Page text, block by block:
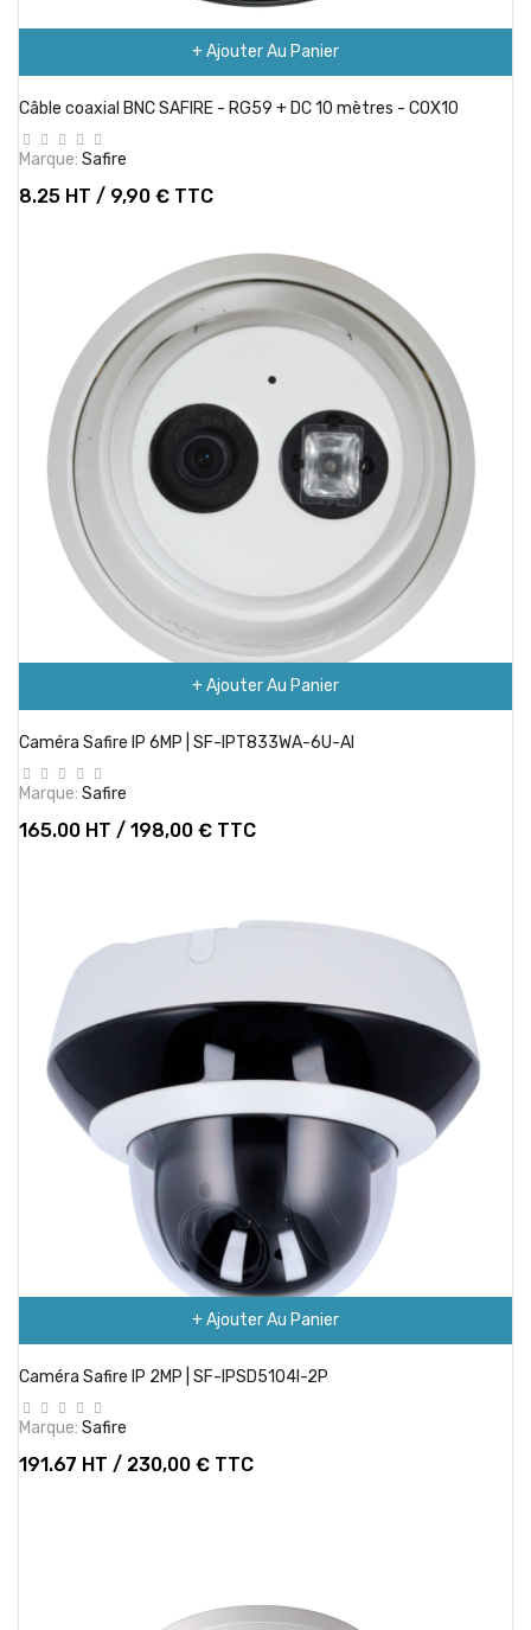
+ Ajouter Au Panier
Câble coaxial BNC SAFIRE - RG59 + DC 10 mètres - COX10
Marque: Safire
8.25 HT / 9,90 € TTC
+ Ajouter Au Panier
Caméra Safire IP 6MP | SF-IPT833WA-6U-AI
Marque: Safire
165.00 HT / 198,00 € TTC
+ Ajouter Au Panier
Caméra Safire IP 2MP | SF-IPSD5104I-2P
Marque: Safire
191.67 HT / 230,00 € TTC